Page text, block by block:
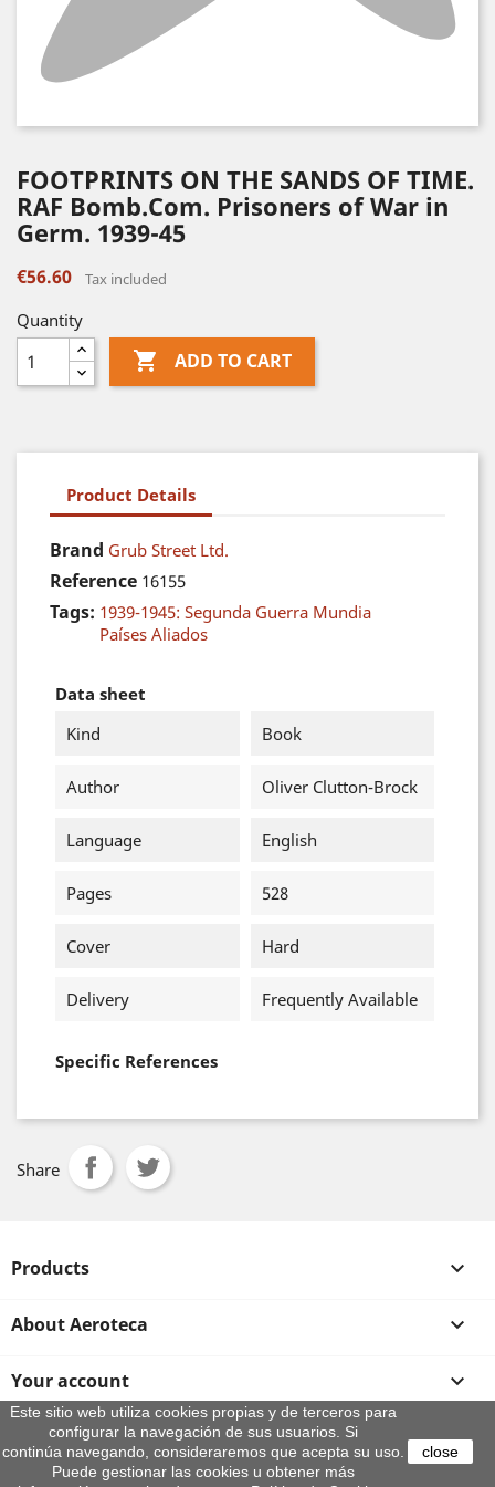
FOOTPRINTS ON THE SANDS OF TIME.
RAF Bomb.Com. Prisoners of War in
Germ. 1939-45
€56.60 Tax included
Quantity
 ADD TO CART
Product Details
Brand Grub Street Ltd.
Reference 16155
Tags: 1939-1945: Segunda Guerra Mundia
Países Aliados
Data sheet
Kind
Book
Author Oliver Clutton-Brock
Language English
Pages 528
Cover Hard
Delivery Frequently Available
Specific References
Share
Products 
About Aeroteca 
Your account 
Store information
Este sitio web utiliza cookies propias y de terceros para
configurar la navegación de sus usuarios. Si
continúa navegando, consideraremos que acepta su uso.
Puede gestionar las cookies u obtener más
close
© 2026 - By Aeroteca